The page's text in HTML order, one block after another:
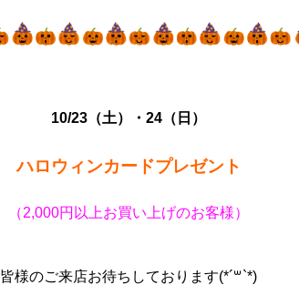
10/23（土）・24（日）
ハロウィンカードプレゼント
（2,000円以上お買い上げのお客様）
皆様のご来店お待ちしております(*´꒳`*)